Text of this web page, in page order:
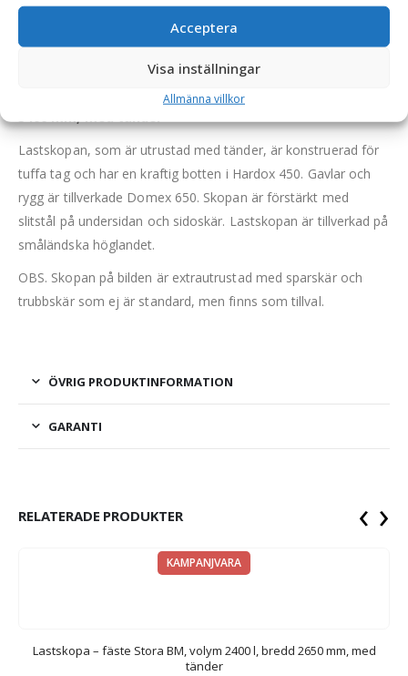
Acceptera
Visa inställningar
Allmänna villkor
Lastskopa – fäste Stor-Stora BM, volym 7000 l, bredd
Lastskopan, som är utrustad med tänder, är konstruerad för
tuffa tag och har en kraftig botten i Hardox 450. Gavlar och
rygg är tillverkade Domex 650. Skopan är förstärkt med
slitstål på undersidan och sidoskär. Lastskopan är tillverkad på
småländska höglandet.
OBS. Skopan på bilden är extrautrustad med sparskär och
trubbskär som ej är standard, men finns som tillval.
ÖVRIG PRODUKTINFORMATION
GARANTI
RELATERADE PRODUKTER
KAMPANJVARA
Lastskopa – fäste Stora BM, volym 2400 l, bredd 2650 mm, med
tänder
‹ ›